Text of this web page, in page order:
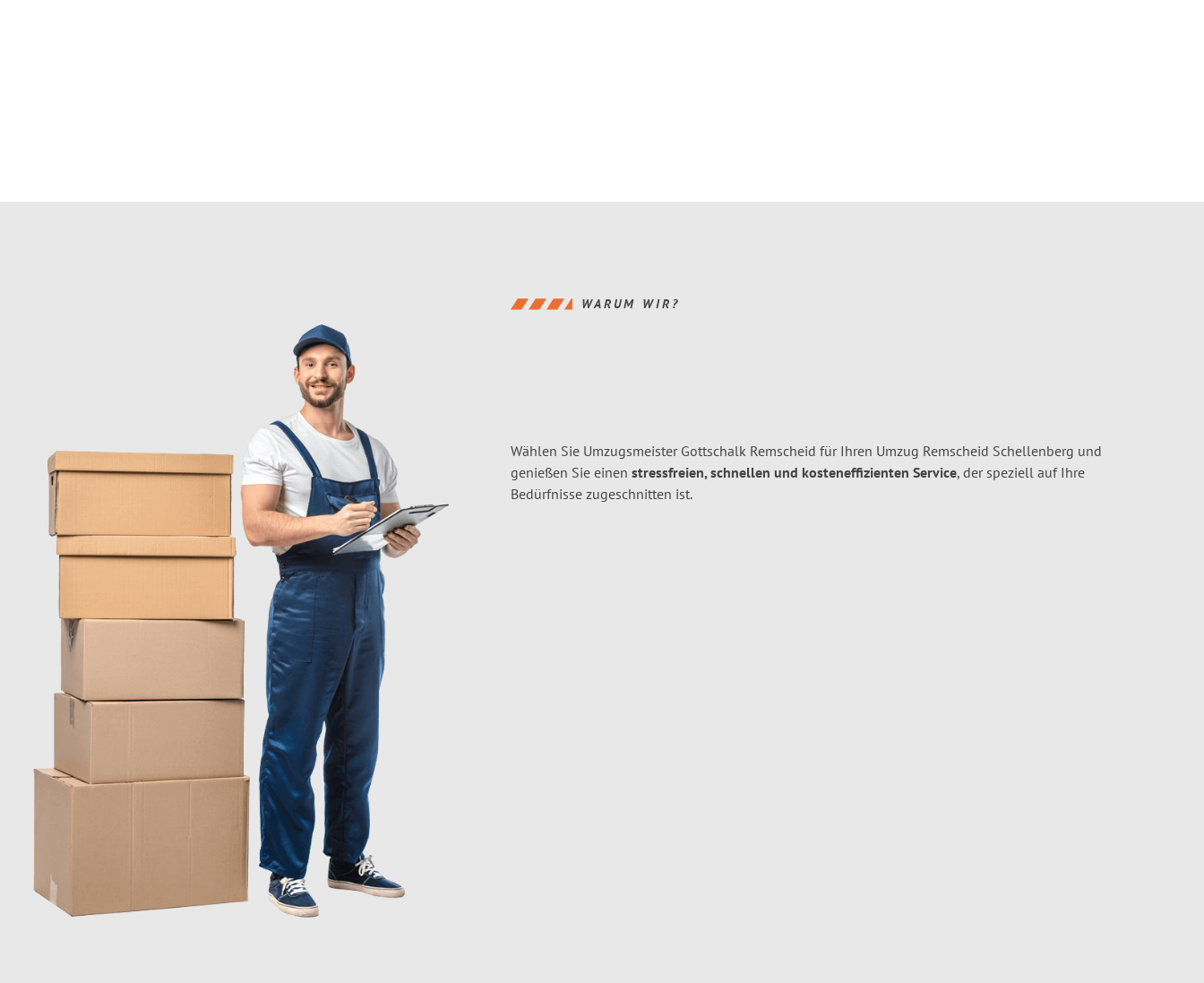
WARUM WIR?
Wählen Sie Umzugsmeister Gottschalk Remscheid für Ihren Umzug Remscheid Schellenberg und
genießen Sie einen stressfreien, schnellen und kosteneffizienten Service, der speziell auf Ihre
Bedürfnisse zugeschnitten ist.